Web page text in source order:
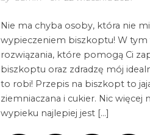
Nie ma chyba osoby, która nie
wypieczeniem biszkoptu! W tym
rozwiązania, które pomogą Ci
biszkoptu oraz zdradzę mój
to robi! Przepis na biszkopt to
ziemniaczana i cukier. Nic więcej
wypieku najlepiej jest […]